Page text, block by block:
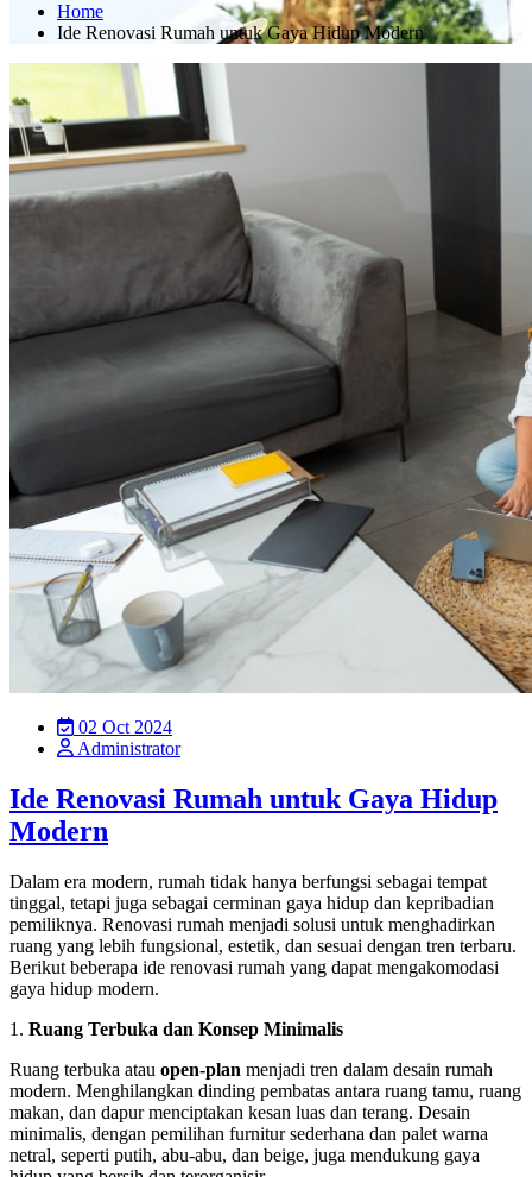
Home
Ide Renovasi Rumah untuk Gaya Hidup Modern
02 Oct 2024
Administrator
Ide Renovasi Rumah untuk Gaya Hidup
Modern
Dalam era modern, rumah tidak hanya berfungsi sebagai tempat
tinggal, tetapi juga sebagai cerminan gaya hidup dan kepribadian
pemiliknya. Renovasi rumah menjadi solusi untuk menghadirkan
ruang yang lebih fungsional, estetik, dan sesuai dengan tren terbaru.
Berikut beberapa ide renovasi rumah yang dapat mengakomodasi
gaya hidup modern.
1. Ruang Terbuka dan Konsep Minimalis
Ruang terbuka atau open-plan menjadi tren dalam desain rumah
modern. Menghilangkan dinding pembatas antara ruang tamu, ruang
makan, dan dapur menciptakan kesan luas dan terang. Desain
minimalis, dengan pemilihan furnitur sederhana dan palet warna
netral, seperti putih, abu-abu, dan beige, juga mendukung gaya